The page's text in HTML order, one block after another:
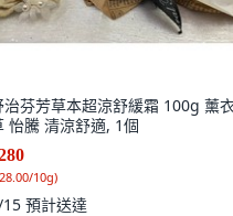
治芬芳草本超涼舒緩霜 100g 薰
怡騰 清涼舒適, 1個
10g)
預計送達